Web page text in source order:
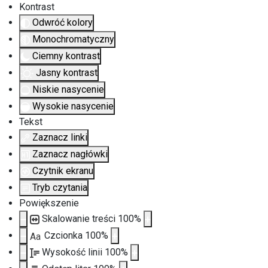
Kontrast
Odwróć kolory
Monochromatyczny
Ciemny kontrast
Jasny kontrast
Niskie nasycenie
Wysokie nasycenie
Tekst
Zaznacz linki
Zaznacz nagłówki
Czytnik ekranu
Tryb czytania
Powiększenie
Skalowanie treści 100%
Aa Czcionka 100%
Wysokość linii 100%